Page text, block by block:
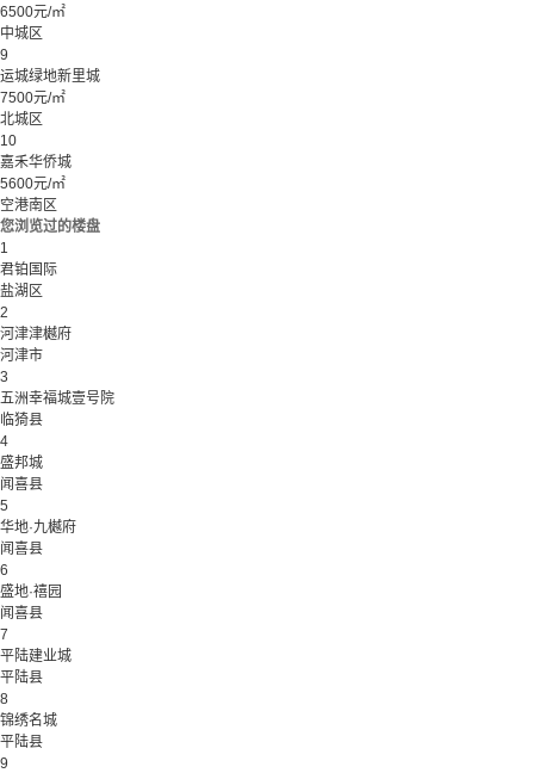
6500元/㎡
中城区
9
运城绿地新里城
7500元/㎡
北城区
10
嘉禾华侨城
5600元/㎡
空港南区
您浏览过的楼盘
1
君铂国际
盐湖区
2
河津津樾府
河津市
3
五洲幸福城壹号院
临猗县
4
盛邦城
闻喜县
5
华地·九樾府
闻喜县
6
盛地·禧园
闻喜县
7
平陆建业城
平陆县
8
锦绣名城
平陆县
9